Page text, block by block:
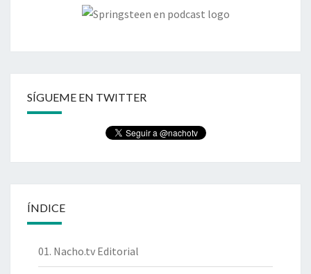
SÍGUEME EN TWITTER
ÍNDICE
01. Nacho.tv Editorial